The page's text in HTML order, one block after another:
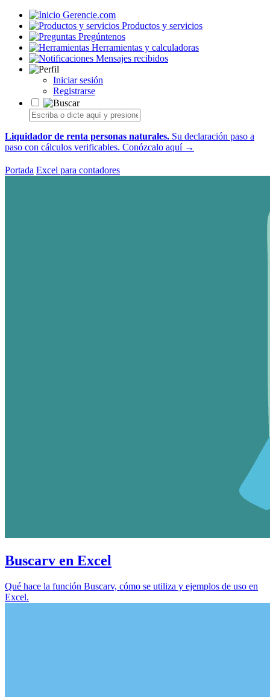
Gerencie.com
Productos y servicios
Pregúntenos
Herramientas y calculadoras
Mensajes recibidos
Iniciar sesión
Registrarse
Liquidador de renta personas naturales. Su declaración paso a
paso con cálculos verificables. Conózcalo aquí →
Portada Excel para contadores
Buscarv en Excel
Qué hace la función Buscarv, cómo se utiliza y ejemplos de uso en
Excel.